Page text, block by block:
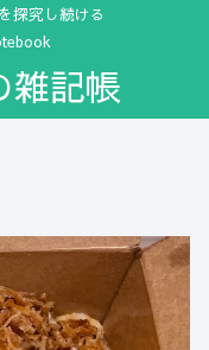
探究し続ける
雑記帳